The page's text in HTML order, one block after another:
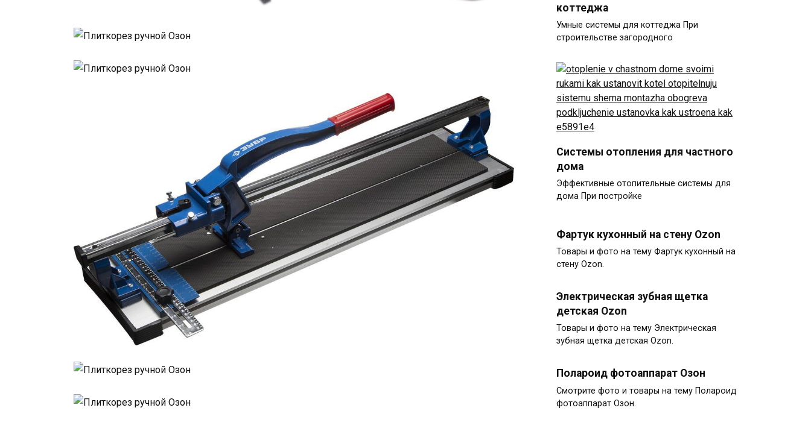
коттеджа
Умные системы для коттеджа При
строительстве загородного
Системы отопления для частного
дома
Эффективные отопительные системы для
дома При постройке
Фартук кухонный на стену Ozon
Товары и фото на тему Фартук кухонный на
стену Ozon.
Электрическая зубная щетка
детская Ozon
Товары и фото на тему Электрическая
зубная щетка детская Ozon.
Полароид фотоаппарат Озон
Смотрите фото и товары на тему Полароид
фотоаппарат Озон.